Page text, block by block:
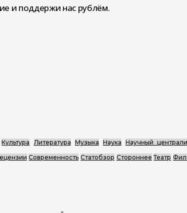
и поддержи нас рублём.
Культура Литература Музыка Наука Научный
Современность Статобзор Стороннее Театр